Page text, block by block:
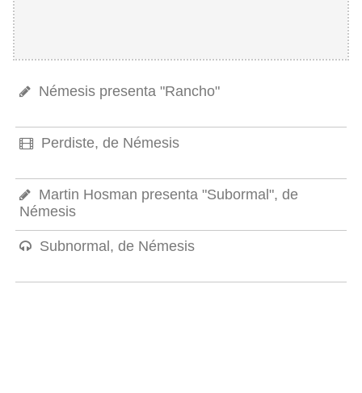
Némesis presenta "Rancho"
Perdiste, de Némesis
Martin Hosman presenta "Subormal", de
Némesis
Subnormal, de Némesis